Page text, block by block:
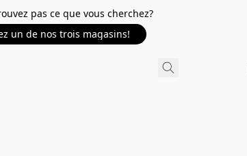
pas ce que vous cherchez?
un de nos trois magasins!